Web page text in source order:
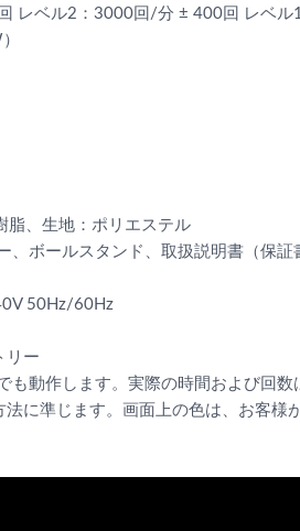
レベル2：3000回/分 ± 400回 レベ
脂、生地：ポリエステル
ボールスタンド、取扱説明書（保証
50Hz/60Hz
リー
も動作します。実際の時間および回数
に準じます。画面上の色は、お客様